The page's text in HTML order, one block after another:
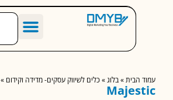
»בלוג»כלים לשיווק עסקים- מדידה וקידום»
Majestic